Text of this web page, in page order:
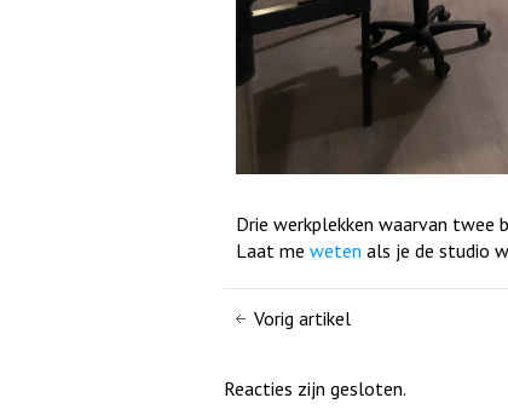
Drie werkplekken waarvan twee
Laat me weten als je de studio
Vorig artikel
Reacties zijn gesloten.